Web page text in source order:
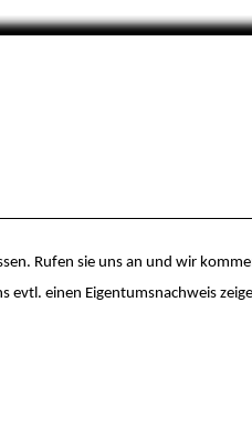
Rufen sie uns an und wir
evtl. einen Eigentumsnachweis